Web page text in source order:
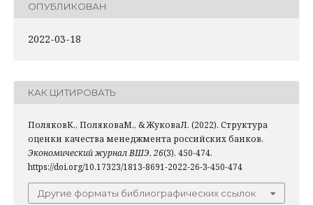
ОПУБЛИКОВАН
2022-03-18
КАК ЦИТИРОВАТЬ
ПоляковК., ПоляковаМ., & ЖуковаЛ. (2022). Структура
оценки качества менеджмента российских банков.
Экономический журнал ВШЭ, 26(3), 450-474.
https://doi.org/10.17323/1813-8691-2022-26-3-450-474
Другие форматы библиографических ссылок